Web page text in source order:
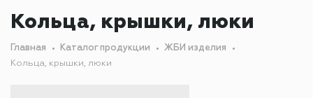
Кольца, крышки, люки
Главная Каталог продукции
ЖБИ изделия
Кольца, крышки, люки